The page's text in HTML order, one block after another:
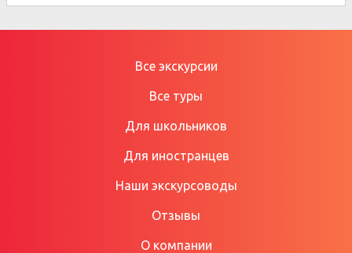
Все экскурсии
Все туры
Для школьников
Для иностранцев
Наши экскурсоводы
Отзывы
О компании